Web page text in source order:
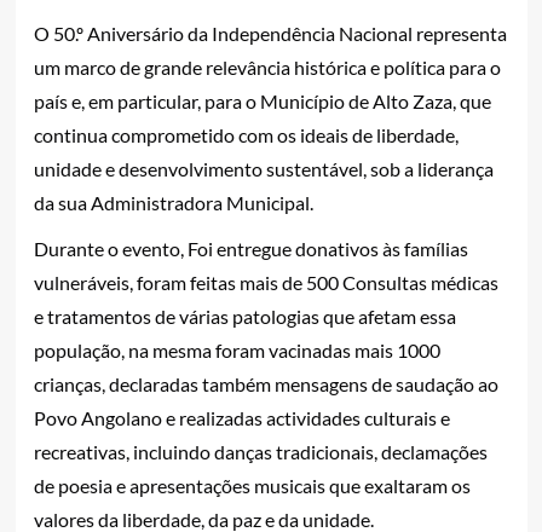
O 50.º Aniversário da Independência Nacional representa
um marco de grande relevância histórica e política para o
país e, em particular, para o Município de Alto Zaza, que
continua comprometido com os ideais de liberdade,
unidade e desenvolvimento sustentável, sob a liderança
da sua Administradora Municipal.
Durante o evento, Foi entregue donativos às famílias
vulneráveis, foram feitas mais de 500 Consultas médicas
e tratamentos de várias patologias que afetam essa
população, na mesma foram vacinadas mais 1000
crianças, declaradas também mensagens de saudação ao
Povo Angolano e realizadas actividades culturais e
recreativas, incluindo danças tradicionais, declamações
de poesia e apresentações musicais que exaltaram os
valores da liberdade, da paz e da unidade.